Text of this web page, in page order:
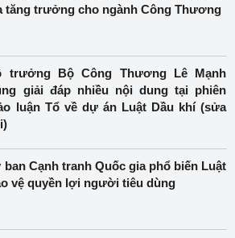
tăng trưởng cho ngành Công Thương
trưởng Bộ Công Thương Lê Mạnh
giải đáp nhiều nội dung tại phiên
luận Tổ về dự án Luật Dầu khí (sửa
ban Cạnh tranh Quốc gia phổ biến Luật
vệ quyền lợi người tiêu dùng